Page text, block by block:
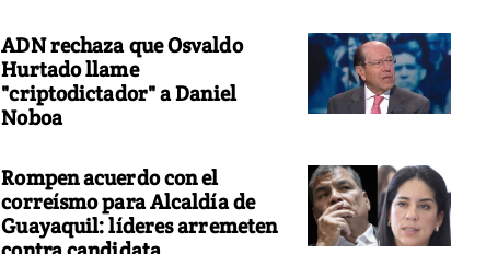
ADN rechaza que Osvaldo
Hurtado llame
"criptodictador" a Daniel
Noboa
Rompen acuerdo con el
correísmo para Alcaldía de
Guayaquil: líderes arremeten